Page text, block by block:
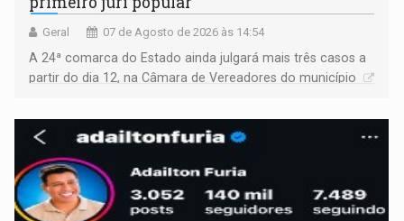
Geral 07 de Agosto de 2026 às 14:54
A 24ª comarca do Estado ainda julgará mais três casos a
partir do dia 12, na Câmara de Vereadores do município